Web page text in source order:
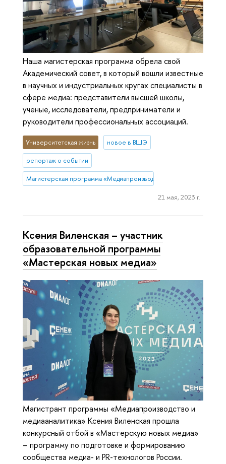
Наша магистерская программа обрела свой
Академический совет, в который вошли известные
в научных и индустриальных кругах специалисты в
сфере медиа: представители высшей школы,
ученые, исследователи, предприниматели и
руководители профессиональных ассоциаций.
Университетская жизнь новое в ВШЭ
репортаж о событии
Магистерская программа «Медиапроизводство и медиааналитика»
21 мая, 2023 г.
Ксения Виленская – участник
образовательной программы
«Мастерская новых медиа»
Магистрант программы «Медиапроизводство и
медиааналитика» Ксения Виленская прошла
конкурсный отбой в «Мастерскую новых медиа»
– программу по подготовке и формированию
сообщества медиа- и PR-технологов России.